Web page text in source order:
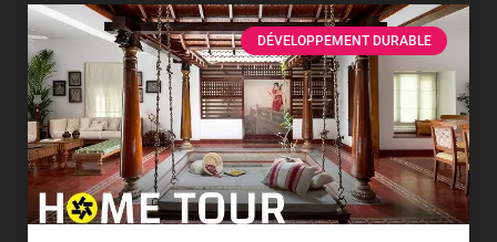
DÉVELOPPEMENT DURABLE